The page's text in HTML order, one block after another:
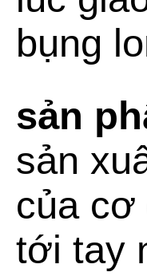
bụng
sản
sản
của cơ
tới tay